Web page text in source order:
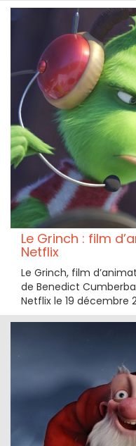
Le Grinch : film
Netflix
Le Grinch, film
de Benedict
Netflix le 19 décembre